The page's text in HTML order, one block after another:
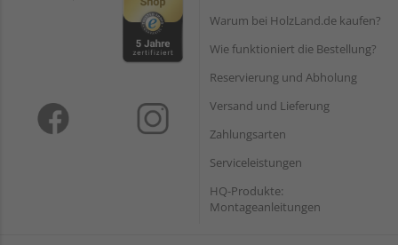
Warum bei HolzLand.de kaufen?
Wie funktioniert die Bestellung?
Reservierung und Abholung
Versand und Lieferung
Zahlungsarten
Serviceleistungen
HQ-Produkte:
Montageanleitungen